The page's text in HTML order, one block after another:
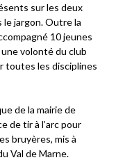
sur les deux
le jargon. Outre la
10 jeunes
volonté du club
toutes les disciplines
de la mairie de
de tir à l’arc pour
bruyères, mis à
Val de Marne.